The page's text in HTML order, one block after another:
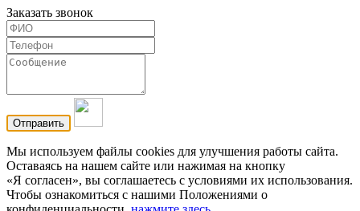
Заказать звонок
Мы используем файлы cookies для улучшения работы сайта.
Оставаясь на нашем сайте или нажимая на кнопку
«Я согласен», вы соглашаетесь с условиями их использования.
Чтобы ознакомиться с нашими Положениями о